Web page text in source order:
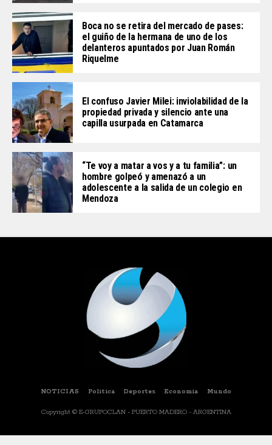
Boca no se retira del mercado de pases:
el guiño de la hermana de uno de los
delanteros apuntados por Juan Román
Riquelme
El confuso Javier Milei: inviolabilidad de la
propiedad privada y silencio ante una
capilla usurpada en Catamarca
“Te voy a matar a vos y a tu familia”: un
hombre golpeó y amenazó a un
adolescente a la salida de un colegio en
Mendoza
NOTICIAS Politica Deportes Economia Mundo
Copyright © E-GRUPOCLAN - PUERTO MADERO - ARGENTINA